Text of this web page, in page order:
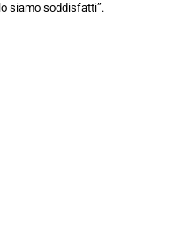
siamo soddisfatti”.